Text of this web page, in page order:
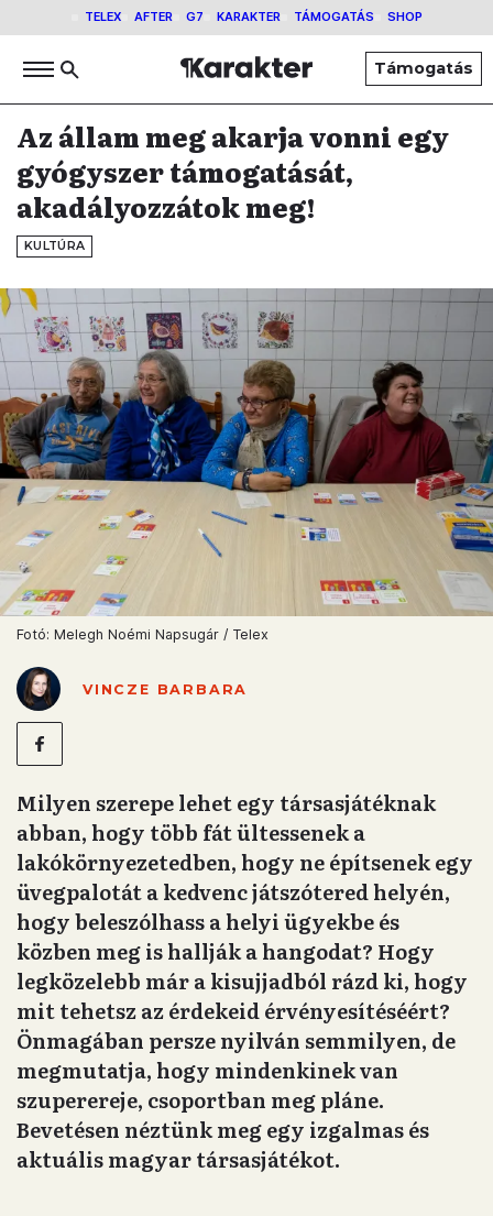
TELEX AFTER G7 KARAKTER TÁMOGATÁS SHOP
Támogatás
Az állam meg akarja vonni egy
gyógyszer támogatását,
akadályozzátok meg!
KULTÚRA
Fotó: Melegh Noémi Napsugár / Telex
VINCZE BARBARA
Milyen szerepe lehet egy társasjátéknak
abban, hogy több fát ültessenek a
lakókörnyezetedben, hogy ne építsenek egy
üvegpalotát a kedvenc játszótered helyén,
hogy beleszólhass a helyi ügyekbe és
közben meg is hallják a hangodat? Hogy
legközelebb már a kisujjadból rázd ki, hogy
mit tehetsz az érdekeid érvényesítéséért?
Önmagában persze nyilván semmilyen, de
megmutatja, hogy mindenkinek van
szuperereje, csoportban meg pláne.
Bevetésen néztünk meg egy izgalmas és
aktuális magyar társasjátékot.